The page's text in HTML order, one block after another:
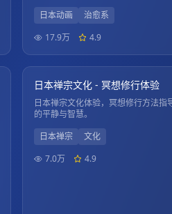
日本动画
治愈系
17.9万
4.9
1080P
日本禅宗文化 - 冥想修行体验
日本禅宗文化体验，冥想修行方法指
的平静与智慧。
日本禅宗
文化
7.0万
4.9